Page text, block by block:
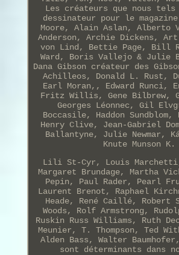
Les créateurs que nous
dessinateur pour le
Moore, Alain Aslan, Alberto
Anderson, Archie Dickens, Art
von Lind, Bettie Page, Bill
Ward, Boris Vallejo & Julie
Dana Gibson créateur des
Achilleos, Donald L. Rust,
Earl Moran,, Edward Runci,
Fritz Willis, Gene Bilbrew,
Georges Léonnec, Gil
Boccasile, Haddon Sundblom,
Henry Clive, Jean-Gabriel
Ballantyne, Julie Newmar,
Knute Munson K.
Lili St-Cyr, Louis
Margaret Brundage, Martha
Pepin, Paul Rader, Pearl
Laurent Brenot, Raphael
Heade, René Caillé, Robert
Woods, Rolf Armstrong,
Ruskin Russ Williams, Ruth
Meunier, T. Thompson, Ted
Alden Bass, Walter
sont déterminants dans